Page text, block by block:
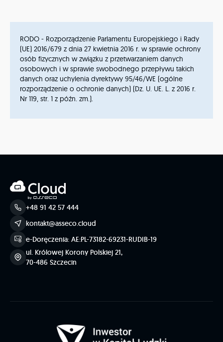
RODO - Rozporządzenie Parlamentu Europejskiego i Rady
(UE) 2016/679 z dnia 27 kwietnia 2016 r. w sprawie ochrony
osób fizycznych w związku z przetwarzaniem danych
osobowych i w sprawie swobodnego przepływu takich
danych oraz uchylenia dyrektywy 95/46/WE (ogólne
rozporządzenie o ochronie danych) (Dz. U. UE. L. z 2016 r.
Nr 119, str. 1 z późn. zm.).
+48 91 42 57 444
kontakt@asseco.cloud
e-Doręczenia: AE:PL-73182-69231-RUDIB-19
ul. Królowej Korony Polskiej 21,
70-486 Szczecin